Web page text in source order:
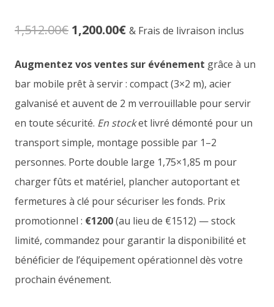
5 basé
sur
1,512.00€ Le
initial
était :
1,512.00€.
1,200.00€Le
actuel
est :
1,200.00€.
& Frais de livraison inclus
Augmentez vos ventes sur événement grâce à un
bar mobile prêt à servir : compact (3×2 m), acier
galvanisé et auvent de 2 m verrouillable pour servir
en toute sécurité. En stocket livré démonté pour un
transport simple, montage possible par 1–2
personnes. Porte double large 1,75×1,85 m pour
charger fûts et matériel, plancher autoportant et
fermetures à clé pour sécuriser les fonds. Prix
promotionnel : €1200(au lieu de €1512) — stock
limité, commandez pour garantir la disponibilité et
bénéficier de l’équipement opérationnel dès votre
prochain événement.